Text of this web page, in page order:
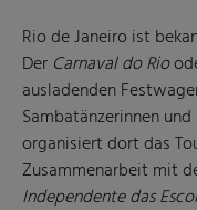
Rio de Janeiro ist
Der Carnaval do Rio
ausladenden
Sambatänzerinnen
organisiert dort das
Zusammenarbeit mit
Independente das